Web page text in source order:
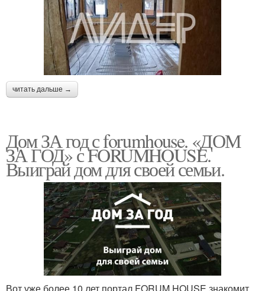
читать дальше →
Дом ЗА год с forumhouse. «ДОМ
ЗА ГОД» с FORUMHOUSE.
Выиграй дом для своей семьи.
Вот уже более 10 лет портал FORUM HOUSE знакомит